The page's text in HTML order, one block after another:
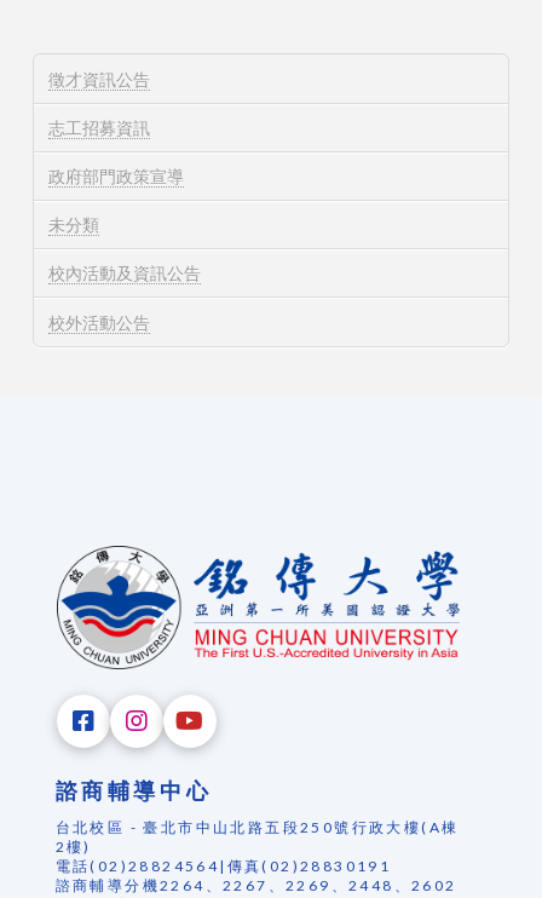
徵才資訊公告
志工招募資訊
政府部門政策宣導
未分類
校內活動及資訊公告
校外活動公告
諮商輔導中心
台北校區 - 臺北市中山北路五段250號行政大樓(A棟
2樓)
電話(02)28824564|傳真(02)28830191
諮商輔導分機2264、2267、2269、2448、2602